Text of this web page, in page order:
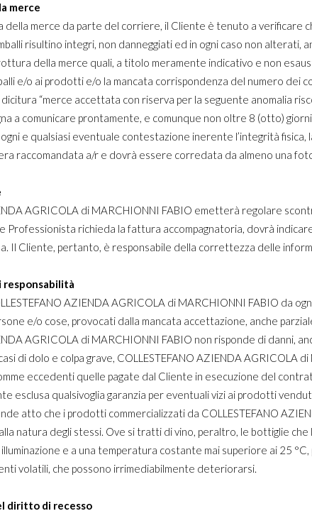
merce
della merce da parte del corriere, il Cliente è tenuto a verificare
risultino integri, non danneggiati ed in ogni caso non
della merce quali, a titolo meramente indicativo e non
e/o ai prodotti e/o la mancata corrispondenza del numero
“merce accettata con riserva per la seguente anomalia
a comunicare prontamente, e comunque non oltre 8 (otto)
e qualsiasi eventuale contestazione inerente l’integrità
raccomandata a/r e dovrà essere corredata da almeno una
AGRICOLA di MARCHIONNI FABIO emetterà regolare
Professionista richieda la fattura accompagnatoria, dovrà
Il Cliente, pertanto, è responsabile della correttezza delle
responsabilità
AZIENDA AGRICOLA di MARCHIONNI FABIO da
e/o cose, provocati dalla mancata accettazione, anche
AGRICOLA di MARCHIONNI FABIO non risponde di danni,
di dolo e colpa grave, COLLESTEFANO AZIENDA
eccedenti quelle pagate dal Cliente in esecuzione del
esclusa qualsivoglia garanzia per eventuali vizi ai prodotti
atto che i prodotti commercializzati da COLLESTEFANO
natura degli stessi. Ove si tratti di vino, peraltro, le bottiglie
illuminazione e a una temperatura costante mai superiore ai 25
volatili, che possono irrimediabilmente deteriorarsi.
diritto di recesso